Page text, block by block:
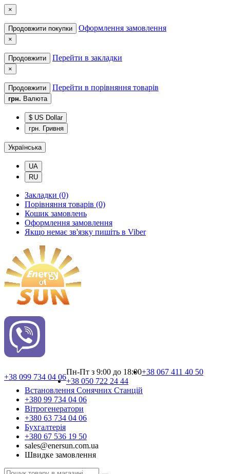
×
Продовжити покупки Оформлення замовлення
×
Продовжити Перейти в закладки
×
Продовжити Перейти в порівняння товарів
грн. Валюта
$ US Dollar
грн. Гривня
Українська
UA
RU
Закладки (0)
Порівняння товарів (0)
Кошик замовлень
Оформлення замовлення
Якщо немає зв'язку пишіть в Viber
+38 099 734 04 06
Пн-Пт з 9:00 до 18:00+38 067 411 40 50
+38 050 722 24 44
Встановлення Сонячних Cтанцій
+380 99 734 04 06
Вітрогенератори
+380 63 734 04 06
Бухгалтерія
+380 67 536 19 50
sales@enersun.com.ua
Швидке замовлення